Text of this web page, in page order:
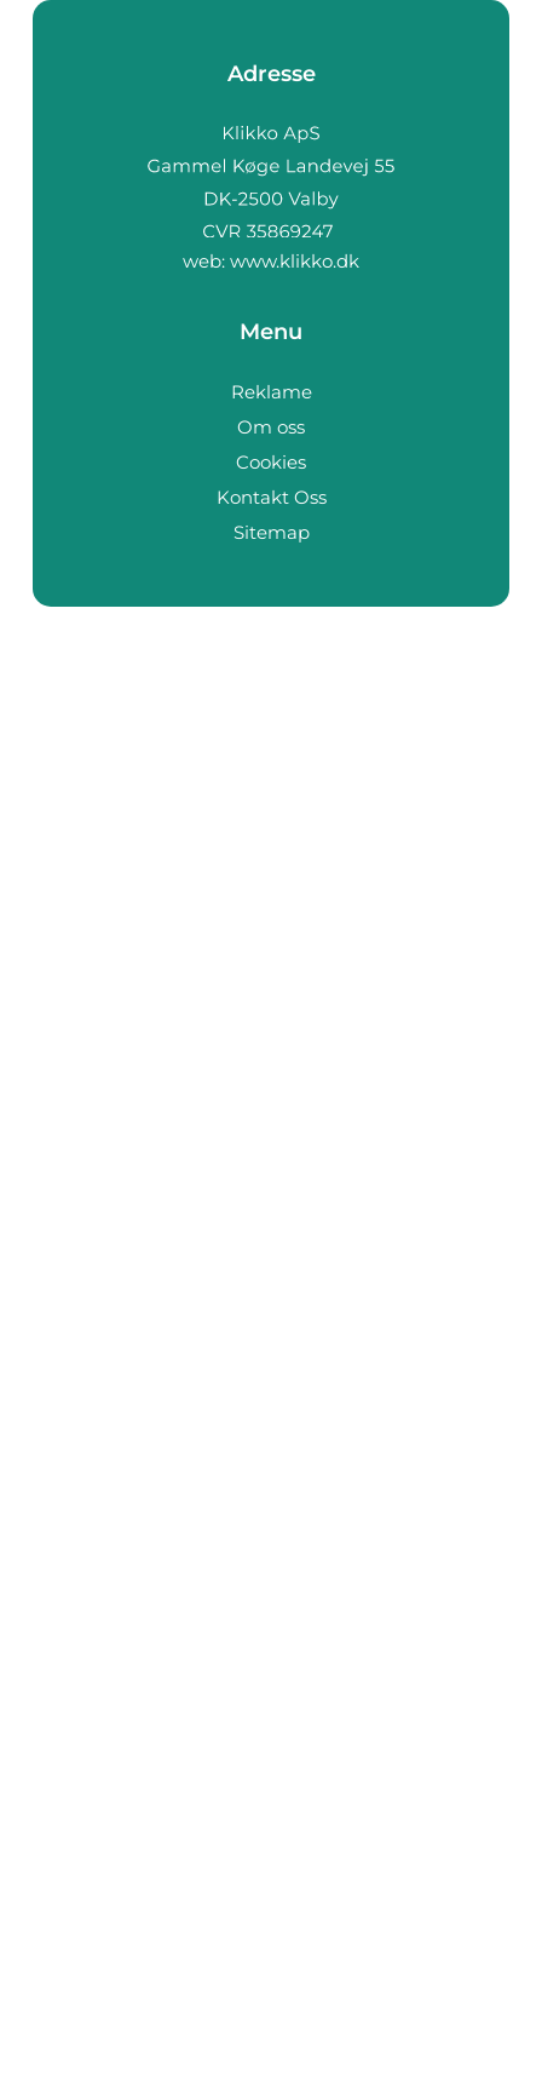
Adresse
web: www.klikko.dk
Menu
Reklame
Om oss
Cookies
Kontakt Oss
Sitemap